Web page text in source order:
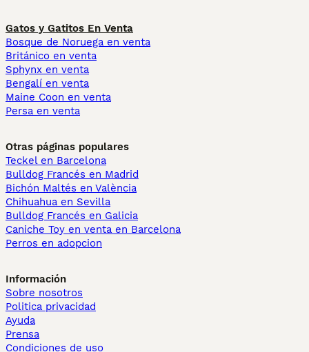
Gatos y Gatitos En Venta
Bosque de Noruega en venta
Británico en venta
Sphynx en venta
Bengalí en venta
Maine Coon en venta
Persa en venta
Otras páginas populares
Teckel en Barcelona
Bulldog Francés en Madrid
Bichón Maltés en València
Chihuahua en Sevilla
Bulldog Francés en Galicia
Caniche Toy en venta en Barcelona
Perros en adopcion
Información
Sobre nosotros
Politica privacidad
Ayuda
Prensa
Condiciones de uso